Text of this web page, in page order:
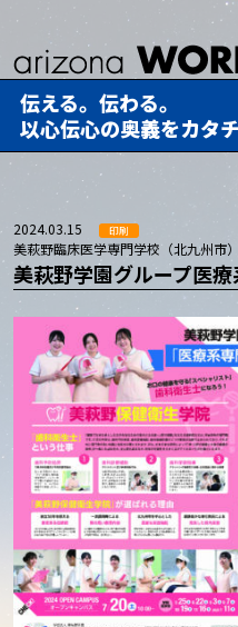
伝える。伝わる。
以心伝心の奥義をカタチ
2024.03.15 印刷
美萩野臨床医学専門学校（北九州市）
美萩野学園グループ医